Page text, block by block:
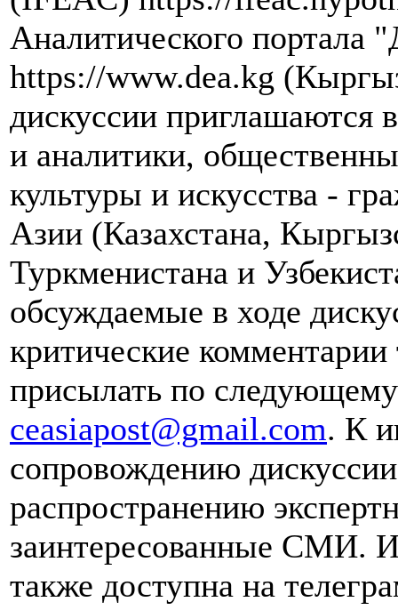
Аналитического портала
https://www.dea.kg
дискуссии приглашаются
и аналитики,
культуры и искусства -
Азии (Казахстана,
Туркменистана и
обсуждаемые в ходе
критические
присылать по
ceasiapost@gmail.com. К
сопровождению
распространению
заинтересованные СМИ.
также доступна на